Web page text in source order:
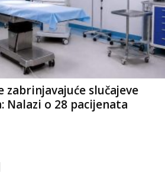
slučajeve
Nalazi o 28 pacijenata